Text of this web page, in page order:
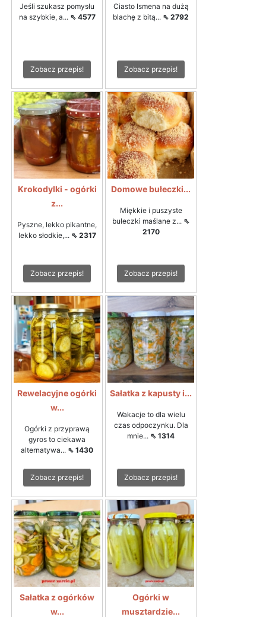
Jeśli szukasz pomysłu
na szybkie, a... ⇖ 4577
Zobacz przepis!
Ciasto Ismena na dużą
blachę z bitą... ⇖ 2792
Zobacz przepis!
Krokodylki - ogórki
z...
Pyszne, lekko pikantne,
lekko słodkie,... ⇖ 2317
Zobacz przepis!
Domowe bułeczki...
Miękkie i puszyste
bułeczki maślane z... ⇖
2170
Zobacz przepis!
Rewelacyjne ogórki
w...
Ogórki z przyprawą
gyros to ciekawa
alternatywa... ⇖ 1430
Zobacz przepis!
Sałatka z kapusty i...
Wakacje to dla wielu
czas odpoczynku. Dla
mnie... ⇖ 1314
Zobacz przepis!
Sałatka z ogórków
w...
Ogórki w
musztardzie...